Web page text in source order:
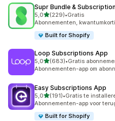
Supr Bundle &
5,0van 5 sterren
(229)
229 recensies in totaal
•Gratis
Abonnementen,
Built for Shopify
Loop Subscriptions App
5,0van 5 sterren
(683)
683 recensies in totaal
•Gratis
Abonnementen-app om
Easy Subscriptions App
5,0van 5 sterren
(191)
191 recensies in totaal
•Gratis te
Abonnementen-app voor
Built for Shopify